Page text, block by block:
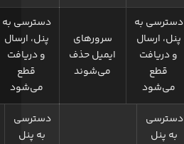
دسترسی به
پنل، ارسال
و دریافت
قطع
می‌شود
سرور‌های
ایمیل حذف
می‌شوند
دسترسی به
پنل، ارسال
و دریافت
قطع
می‌شود
دسترسی
به پنل
دسترسی
به پنل